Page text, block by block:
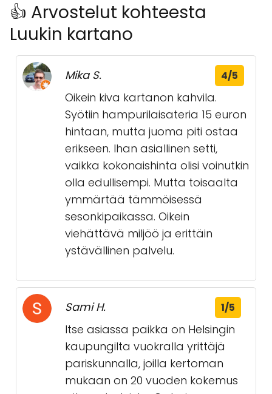
👍 Arvostelut kohteesta
Luukin kartano
Mika S. 4/5
Oikein kiva kartanon kahvila.
Syötiin hampurilaisateria 15 euron
hintaan, mutta juoma piti ostaa
erikseen. Ihan asiallinen setti,
vaikka kokonaishinta olisi voinutkin
olla edullisempi. Mutta toisaalta
ymmärtää tämmöisessä
sesonkipaikassa. Oikein
viehättävä miljöö ja erittäin
ystävällinen palvelu.
Sami H. 1/5
Itse asiassa paikka on Helsingin
kaupungilta vuokralla yrittäjä
pariskunnalla, joilla kertoman
mukaan on 20 vuoden kokemus